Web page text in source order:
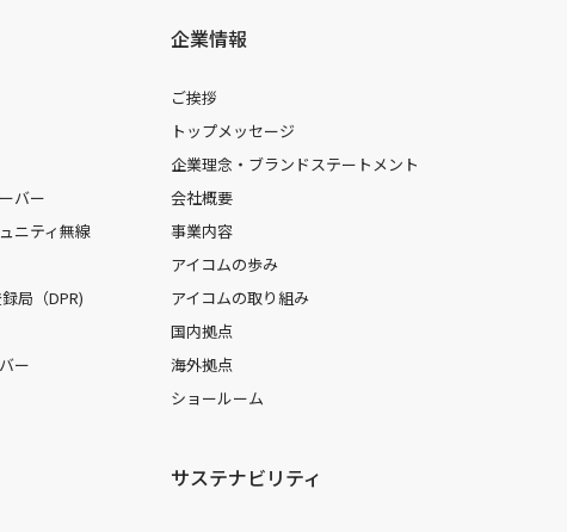
バー
ニティ無線
局（DPR)
ー
企業情報
ご挨拶
トップメッセージ
企業理念・ブランドステートメント
会社概要
事業内容
アイコムの歩み
アイコムの取り組み
国内拠点
海外拠点
ショールーム
サステナビリティ